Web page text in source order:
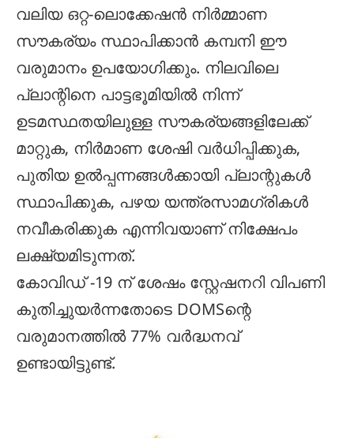
വലിയ ഒറ്റ-ലൊക്കേഷൻ നിർമ്മാണ
സൗകര്യം സ്ഥാപിക്കാൻ കമ്പനി ഈ
വരുമാനം ഉപയോഗിക്കും. നിലവിലെ
പ്ലാന്റിനെ പാട്ടഭൂമിയിൽ നിന്ന്
ഉടമസ്ഥതയിലുള്ള സൗകര്യങ്ങളിലേക്ക്
മാറ്റുക, നിർമാണ ശേഷി വർധിപ്പിക്കുക,
പുതിയ ഉൽപ്പന്നങ്ങൾക്കായി പ്ലാന്റുകൾ
സ്ഥാപിക്കുക, പഴയ യന്ത്രസാമഗ്രികൾ
നവീകരിക്കുക എന്നിവയാണ് നിക്ഷേപം
ലക്ഷ്യമിടുന്നത്.
കോവിഡ് -19 ന് ശേഷം സ്റ്റേഷനറി വിപണി
കുതിച്ചുയർന്നതോടെ DOMSന്റെ
വരുമാനത്തിൽ 77% വർദ്ധനവ്
ഉണ്ടായിട്ടുണ്ട്.